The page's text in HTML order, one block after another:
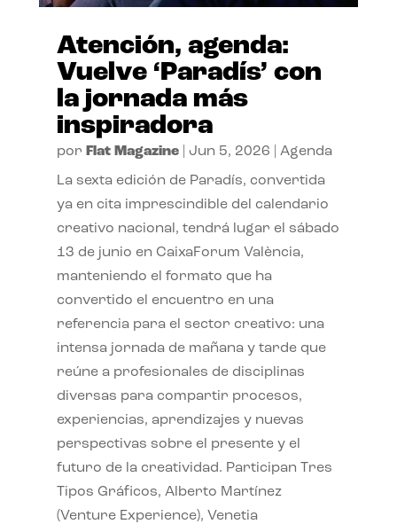
Atención, agenda:
Vuelve ‘Paradís’ con
la jornada más
inspiradora
por Flat Magazine| Jun 5, 2026 Agenda
La sexta edición de Paradís, convertida
ya en cita imprescindible del calendario
creativo nacional, tendrá lugar el sábado
13 de junio en CaixaForum València,
manteniendo el formato que ha
convertido el encuentro en una
referencia para el sector creativo: una
intensa jornada de mañana y tarde que
reúne a profesionales de disciplinas
diversas para compartir procesos,
experiencias, aprendizajes y nuevas
perspectivas sobre el presente y el
futuro de la creatividad. Participan Tres
Tipos Gráficos, Alberto Martínez
(Venture Experience), Venetia